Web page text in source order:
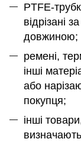
PTFE-
відрізані
довжиною;
ремені,
інші
або
покупця;
інші